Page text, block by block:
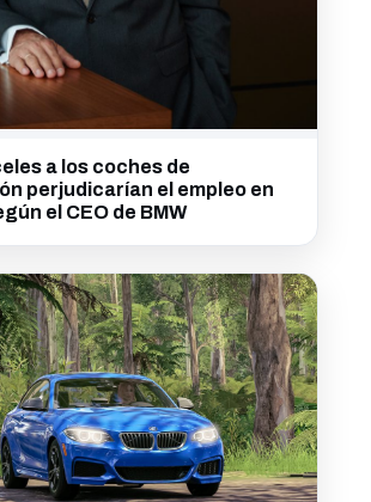
a los coches de
perjudicarían el empleo en
el CEO de BMW